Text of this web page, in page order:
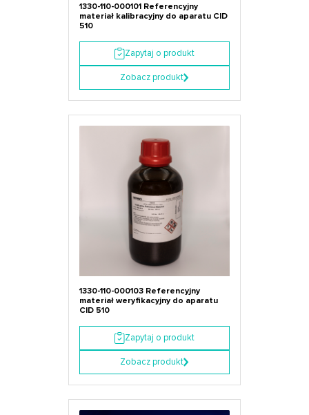
1330-110-000101 Referencyjny
materiał kalibracyjny do aparatu CID
510
Zapytaj o produkt
Zobacz produkt
1330-110-000103 Referencyjny
materiał weryfikacyjny do aparatu
CID 510
Zapytaj o produkt
Zobacz produkt